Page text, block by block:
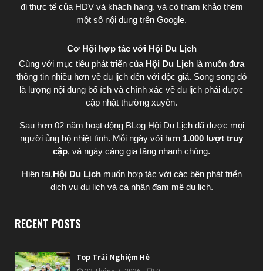
đi thực tế của HDV và khách hàng, và có tham khảo thêm
một số nội dung trên Google.
Cơ Hội hợp tác với Hội Du Lịch
Cùng với mục tiêu phát triển của Hội Du Lịch là muốn đưa
thông tin nhiều hơn về du lịch đến với độc giả. Song song đó
là lượng nội dung bổ ích và chính xác về du lịch phải được
cập nhật thường xuyên.
Sau hơn 02 năm hoạt động BLog Hội Du Lịch đã được mọi
người ủng hộ nhiệt tình. Mỗi ngày với hơn 1.000 lượt truy
cập, và ngày càng gia tăng nhanh chóng.
Hiện tại,Hội Du Lịch muốn hợp tác với các bên phát triển
dịch vụ du lịch và cá nhân đam mê du lịch.
RECENT POSTS
Top Trải Nghiệm Hè